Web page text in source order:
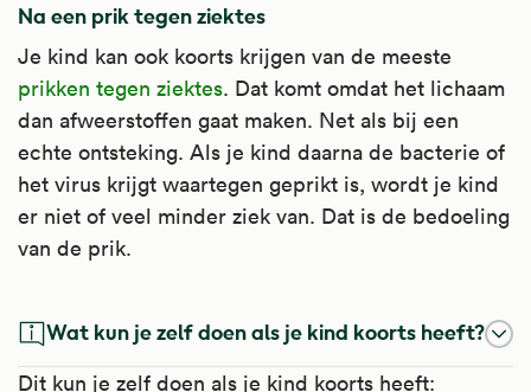
Na een prik tegen ziektes
Je kind kan ook koorts krijgen van de meeste
prikken tegen ziektes. Dat komt omdat het lichaam
dan afweerstoffen gaat maken. Net als bij een
echte ontsteking. Als je kind daarna de bacterie of
het virus krijgt waartegen geprikt is, wordt je kind
er niet of veel minder ziek van. Dat is de bedoeling
van de prik.
Wat kun je zelf doen als je kind koorts heeft?
Dit kun je zelf doen als je kind koorts heeft: